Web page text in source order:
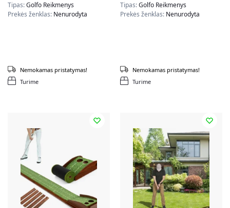
Tipas:Golfo Reikmenys
Prekės ženklas: Nenurodyta
Turime
Nemokamas pristatymas!
Tipas:Golfo Reikmenys
Prekės ženklas: Nenurodyta
Turime
Nemokamas pristatymas!